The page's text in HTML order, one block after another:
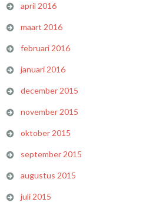
april 2016
maart 2016
februari 2016
januari 2016
december 2015
november 2015
oktober 2015
september 2015
augustus 2015
juli 2015